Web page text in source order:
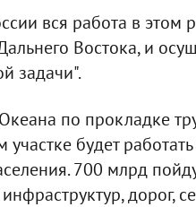
вся работа в этом
Востока, и
задачи".
по прокладке
будет
700 млрд
дорог,